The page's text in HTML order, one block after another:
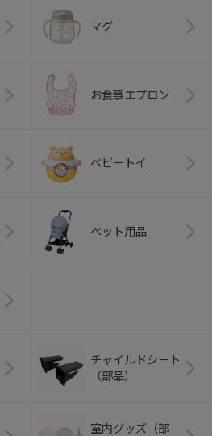
マグ
お食事エプロン
ベビートイ
ペット用品
チャイルドシート
（部品）
室内グッズ（部